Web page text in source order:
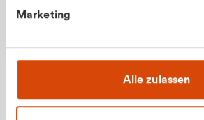
Marketing
Alle zulassen